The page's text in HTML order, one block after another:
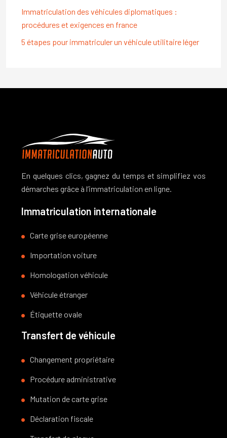
Immatriculation des véhicules diplomatiques :
procédures et exigences en france
5 étapes pour immatriculer un véhicule utilitaire léger
En quelques clics, gagnez du temps et simplifiez vos
démarches grâce à l’immatriculation en ligne.
Immatriculation internationale
Carte grise européenne
Importation voiture
Homologation véhicule
Véhicule étranger
Étiquette ovale
Transfert de véhicule
Changement propriétaire
Procédure administrative
Mutation de carte grise
Déclaration fiscale